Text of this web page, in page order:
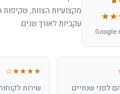
מקצועיות הצוות,
עקביות לאורך שנים.
לפני שנתיים
★★★★☆
שירות